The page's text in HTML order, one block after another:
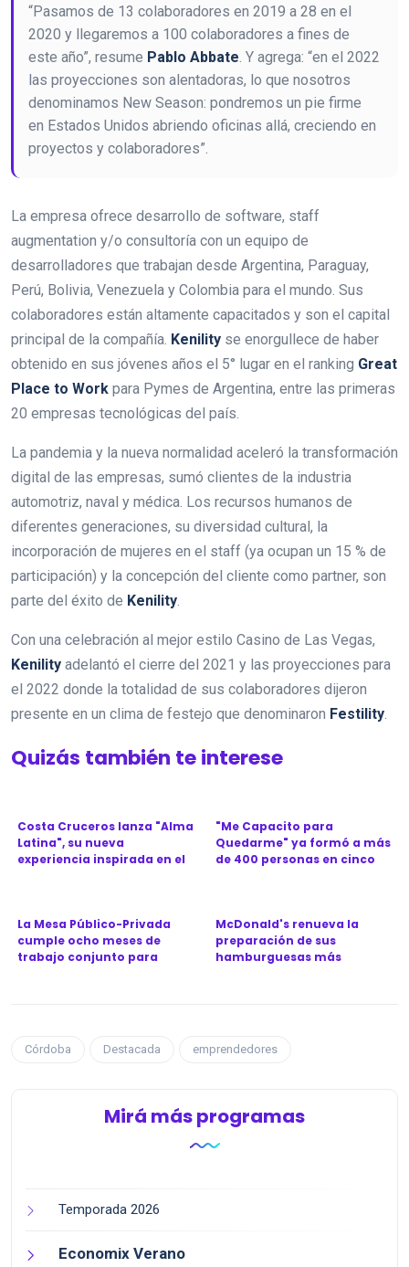
“Pasamos de 13 colaboradores en 2019 a 28 en el
2020 y llegaremos a 100 colaboradores a fines de
este año”, resume Pablo Abbate. Y agrega: “en el 2022
las proyecciones son alentadoras, lo que nosotros
denominamos New Season: pondremos un pie firme
en Estados Unidos abriendo oficinas allá, creciendo en
proyectos y colaboradores”.
La empresa ofrece desarrollo de software, staff
augmentation y/o consultoría con un equipo de
desarrolladores que trabajan desde Argentina, Paraguay,
Perú, Bolivia, Venezuela y Colombia para el mundo. Sus
colaboradores están altamente capacitados y son el capital
principal de la compañía. Kenility se enorgullece de haber
obtenido en sus jóvenes años el 5° lugar en el ranking Great
Place to Work para Pymes de Argentina, entre las primeras
20 empresas tecnológicas del país.
La pandemia y la nueva normalidad aceleró la transformación
digital de las empresas, sumó clientes de la industria
automotriz, naval y médica. Los recursos humanos de
diferentes generaciones, su diversidad cultural, la
incorporación de mujeres en el staff (ya ocupan un 15 % de
participación) y la concepción del cliente como partner, son
parte del éxito de Kenility.
Con una celebración al mejor estilo Casino de Las Vegas,
Kenility adelantó el cierre del 2021 y las proyecciones para
el 2022 donde la totalidad de sus colaboradores dijeron
presente en un clima de festejo que denominaron Festility.
Quizás también te interese
Costa Cruceros lanza "Alma
Latina", su nueva
experiencia inspirada en el
"Me Capacito para
Quedarme" ya formó a más
de 400 personas en cinco
La Mesa Público-Privada
cumple ocho meses de
trabajo conjunto para
McDonald's renueva la
preparación de sus
hamburguesas más
Córdoba Destacada emprendedores
Mirá más programas
Temporada 2026
Economix Verano